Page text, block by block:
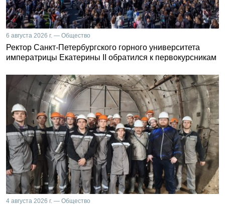
6 августа 2026 г. — Общество
Ректор Санкт-Петербургского горного университета
императрицы Екатерины II обратился к первокурсникам
4 августа 2026 г. — Общество